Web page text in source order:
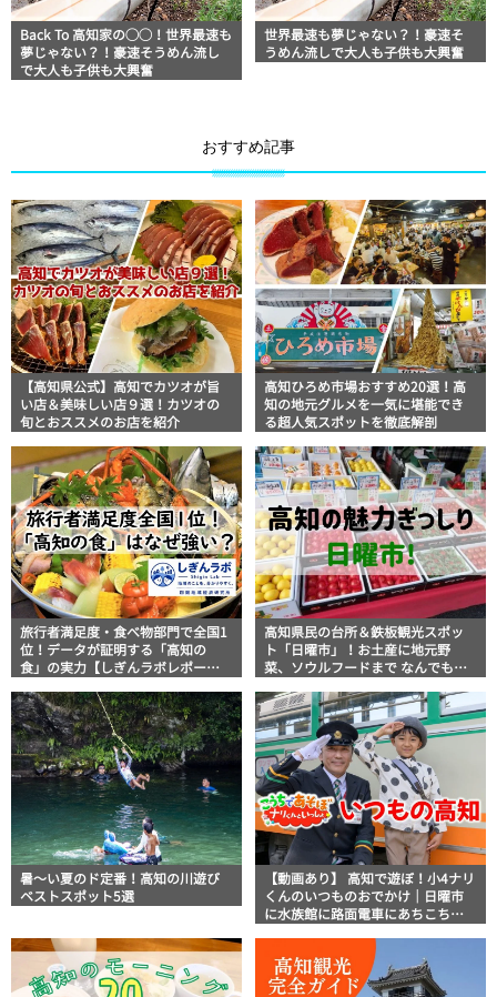
Back To 高知家の◯◯！世界最速も
夢じゃない？！豪速そうめん流し
で大人も子供も大興奮
世界最速も夢じゃない？！豪速そ
うめん流しで大人も子供も大興奮
おすすめ記事
【高知県公式】高知でカツオが旨
い店＆美味しい店９選！カツオの
旬とおススメのお店を紹介
高知ひろめ市場おすすめ20選！高
知の地元グルメを一気に堪能でき
る超人気スポットを徹底解剖
旅行者満足度・食べ物部門で全国1
位！データが証明する「高知の
食」の実力【しぎんラボレポー
高知県民の台所＆鉄板観光スポッ
ト「日曜市」！お土産に地元野
菜、ソウルフードまで なんでもそ
説！
暑～い夏のド定番！高知の川遊び
ベストスポット5選
【動画あり】 高知で遊ぼ！小4ナリ
くんのいつものおでかけ｜日曜市
に水族館に路面電車にあちこち巡